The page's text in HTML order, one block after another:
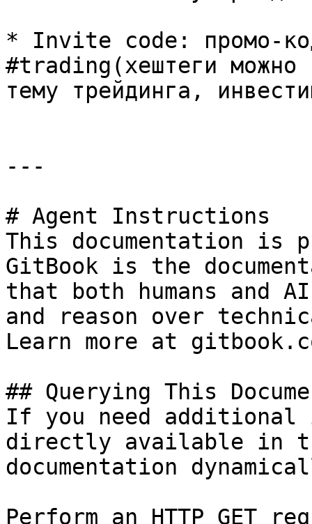
* Invite code: промо-
#trading(хештеги можно
тему трейдинга,
---
# Agent Instructions
This documentation is
GitBook is the
that both humans and
and reason over
Learn more at
## Querying This
If you need
directly available in
documentation
Perform an HTTP GET